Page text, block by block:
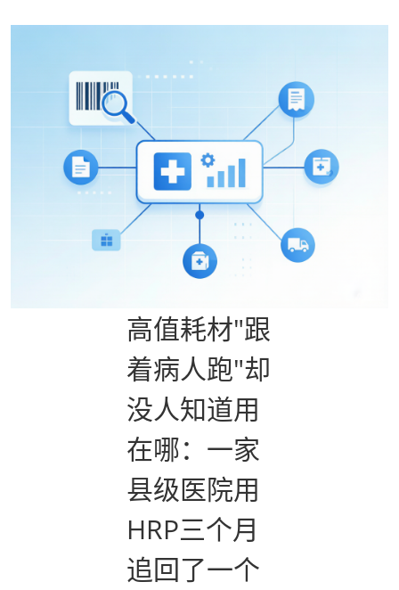
高值耗材"跟
着病人跑"却
没人知道用
在哪：一家
县级医院用
HRP三个月
追回了一个